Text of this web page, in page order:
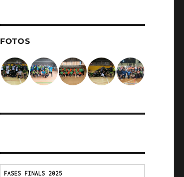
FOTOS
FASES FINALS 2025